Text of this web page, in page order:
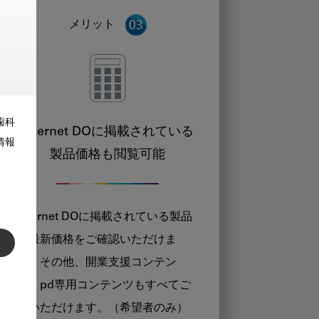
科
報
メリット
Internet DOに掲載されている
製品価格も閲覧可能
Internet DOに掲載されている製品
の最新価格をご確認いただけま
す。その他、開業支援コンテン
ツ、pd専用コンテンツもすべてご
覧いただけます。（希望者のみ）